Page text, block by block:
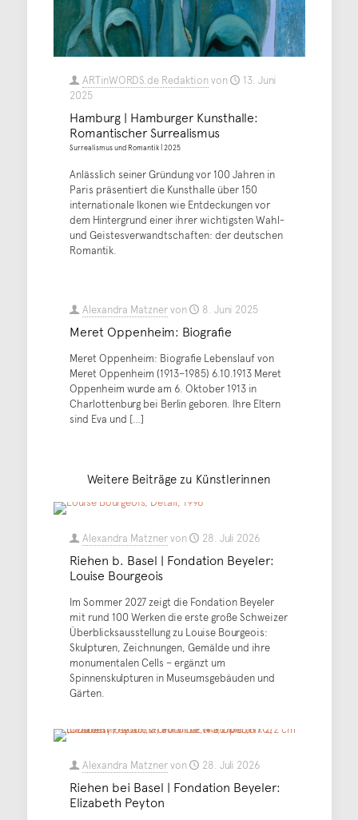
ARTinWORDS.de Redaktionvon
13. Juni
2025
Hamburg | Hamburger Kunsthalle:
Romantischer Surrealismus
Surrealismus und Romantik | 2025
Anlässlich seiner Gründung vor 100 Jahren in
Paris präsentiert die Kunsthalle über 150
internationale Ikonen wie Entdeckungen vor
dem Hintergrund einer ihrer wichtigsten Wahl-
und Geistesverwandtschaften: der deutschen
Romantik.
Alexandra Matznervon 8. Juni 2025
Meret Oppenheim: Biografie
Meret Oppenheim: Biografie Lebenslauf von
Meret Oppenheim (1913–1985) 6.10.1913 Meret
Oppenheim wurde am 6. Oktober 1913 in
Charlottenburg bei Berlin geboren. Ihre Eltern
sind Eva und […]
Weitere Beiträge zu Künstlerinnen
Alexandra Matznervon 28. Juli 2026
Riehen b. Basel | Fondation Beyeler:
Louise Bourgeois
Im Sommer 2027 zeigt die Fondation Beyeler
mit rund 100 Werken die erste große Schweizer
Überblicksausstellung zu Louise Bourgeois:
Skulpturen, Zeichnungen, Gemälde und ihre
monumentalen Cells – ergänzt um
Spinnenskulpturen in Museumsgebäuden und
Gärten.
Alexandra Matznervon 28. Juli 2026
Riehen bei Basel | Fondation Beyeler:
Elizabeth Peyton